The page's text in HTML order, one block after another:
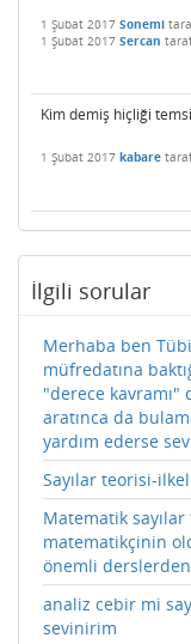
1 Şubat 2017 Sonemi
1 Şubat 2017 Sercan
Kim demiş hiçliği
1 Şubat 2017 kabare
İlgili sorular
Merhaba ben
müfredatına
"derece
aratınca da
yardım ederse
Sayılar teorisi-
Matematik
matematikçinin
önemli
analiz cebir mi
sevinirim